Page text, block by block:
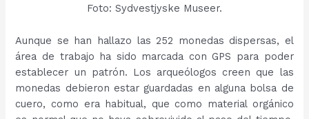
Foto: Sydvestjyske Museer.
Aunque se han hallazo las 252 monedas dispersas, el
área de trabajo ha sido marcada con GPS para poder
establecer un patrón. Los arqueólogos creen que las
monedas debieron estar guardadas en alguna bolsa de
cuero, como era habitual, que como material orgánico